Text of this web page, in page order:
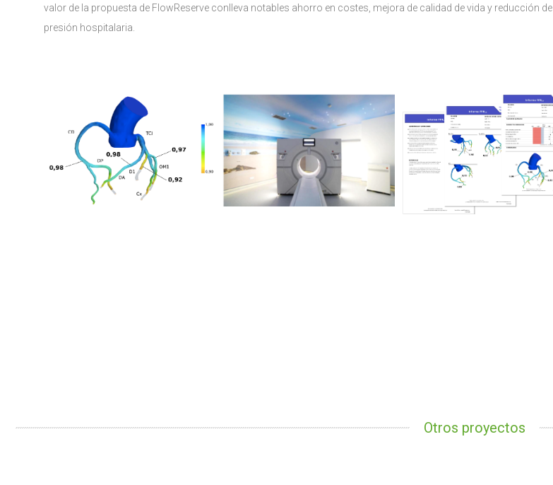
valor de la propuesta de FlowReserve conlleva notables ahorro en costes, mejora de calidad de vida y reducción de
presión hospitalaria.
Otros proyectos